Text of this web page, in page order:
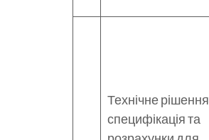
Технічне
специфікація та